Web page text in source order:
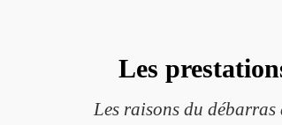
Les
Les raisons du débarras